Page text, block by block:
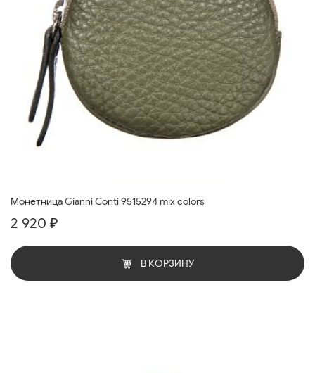
Монетница Gianni Conti 9515294 mix colors
2 920 ₽
В КОРЗИНУ